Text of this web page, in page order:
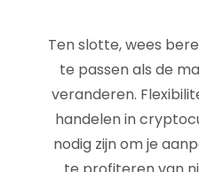
Ten slotte, wees
te passen als de
veranderen.
handelen in
nodig zijn om je